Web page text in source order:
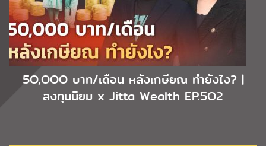
5O,OOO บาท/เดือน หลังเกษียณ ทำยังไง? |
ลงทุนนิยม x Jitta Wealth EP.5O2